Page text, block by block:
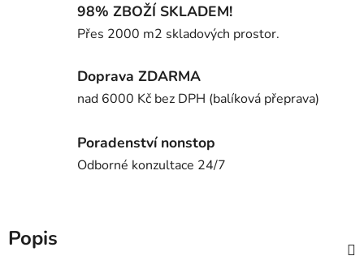
98% ZBOŽÍ SKLADEM!
Přes 2000 m2 skladových prostor.
Doprava ZDARMA
nad 6000 Kč bez DPH (balíková přeprava)
Poradenství nonstop
Odborné konzultace 24/7
Popis